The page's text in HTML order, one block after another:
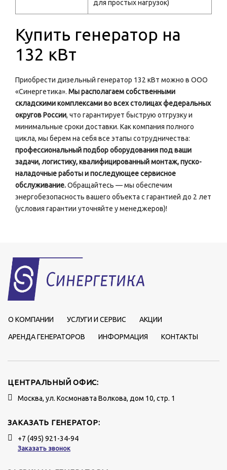
для простых нагрузок)
Купить генератор на
132 кВт
Приобрести дизельный генератор 132 кВт можно в ООО
«Синергетика». Мы располагаем собственными
складскими комплексами во всех столицах федеральных
округов России, что гарантирует быструю отгрузку и
минимальные сроки доставки. Как компания полного
цикла, мы берем на себя все этапы сотрудничества:
профессиональный подбор оборудования под ваши
задачи, логистику, квалифицированный монтаж, пуско-
наладочные работы и последующее сервисное
обслуживание.Обращайтесь — мы обеспечим
энергобезопасность вашего объекта с гарантией до 2 лет
(условия гарантии уточняйте у менеджеров)!
О КОМПАНИИ УСЛУГИ И СЕРВИС АКЦИИ
АРЕНДА ГЕНЕРАТОРОВ ИНФОРМАЦИЯ КОНТАКТЫ
ЦЕНТРАЛЬНЫЙ ОФИС:
Москва, ул. Космонавта Волкова, дом 10, стр. 1
ЗАКАЗАТЬ ГЕНЕРАТОР:
+7 (495) 921-34-94
Заказать звонок